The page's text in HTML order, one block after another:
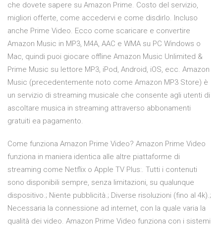
che dovete sapere su Amazon Prime. Costo del servizio,
migliori offerte, come accedervi e come disdirlo. Incluso
anche Prime Video. Ecco come scaricare e convertire
Amazon Music in MP3, M4A, AAC e WMA su PC Windows o
Mac, quindi puoi giocare offline Amazon Music Unlimited &
Prime Music su lettore MP3, iPod, Android, iOS, ecc. Amazon
Music (precedentemente noto come Amazon MP3 Store) è
un servizio di streaming musicale che consente agli utenti di
ascoltare musica in streaming attraverso abbonamenti
gratuiti ea pagamento.
Come funziona Amazon Prime Video? Amazon Prime Video
funziona in maniera identica alle altre piattaforme di
streaming come Netflix o Apple TV Plus:. Tutti i contenuti
sono disponibili sempre, senza limitazioni, su qualunque
dispositivo.; Niente pubblicità.; Diverse risoluzioni (fino al 4k).;
Necessaria la connessione ad internet, con la quale varia la
qualità dei video. Amazon Prime Video funziona con i sistemi